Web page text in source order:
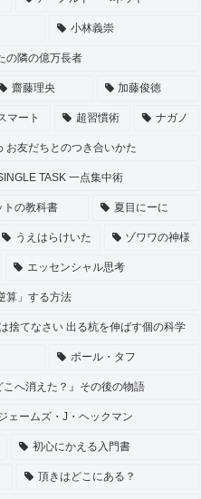
小林義崇
の隣の億万長者
齋藤理央 加藤俊徳
マート 超習慣術 ナガノ
お友だちとのつき合いかた
TASK 一点集中術
トの教科書 夏目にーに
うえはらけいた ゾワワの神様
エッセンシャル思考
算」する方法
捨てなさい 出る杭を伸ばす個の科学
ポール・タフ
へ消えた？』その後の物語
ェームズ・J・ヘックマン
初心にかえる入門書
頂きはどこにある？